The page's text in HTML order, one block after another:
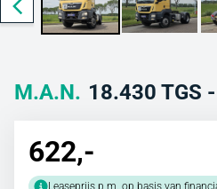
M.A.N. 18.430 TGS
622,-
Leaseprijs p.m. op basis van